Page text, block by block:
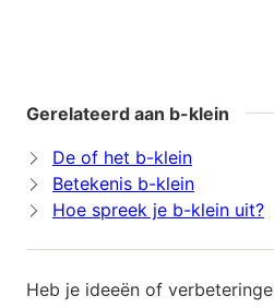
Gerelateerd aan b-klein
De of het b-klein
Betekenis b-klein
Hoe spreek je b-klein uit?
Heb je ideeën of